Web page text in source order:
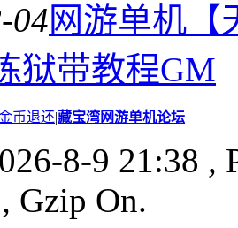
04网游单机【
狱带教程GM
币退还|藏宝湾网游单机论坛
8-9 21:38 ,
Gzip On.